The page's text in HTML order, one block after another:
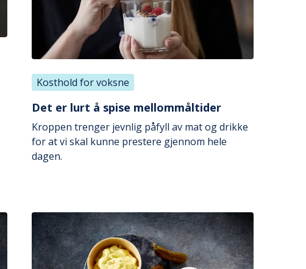
Kosthold for voksne
Det er lurt å spise mellommåltider
Kroppen trenger jevnlig påfyll av mat og drikke
for at vi skal kunne prestere gjennom hele
dagen.